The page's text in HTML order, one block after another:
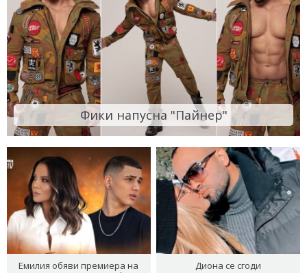
Фики напусна "Пайнер"
Емилия обяви премиера на
Диона се сгоди